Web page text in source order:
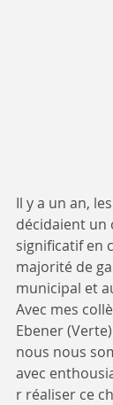
Il y a un an,
décidaient un
significatif en
majorité de
municipal et
Avec mes
Ebener
nous nous
avec
r réaliser ce